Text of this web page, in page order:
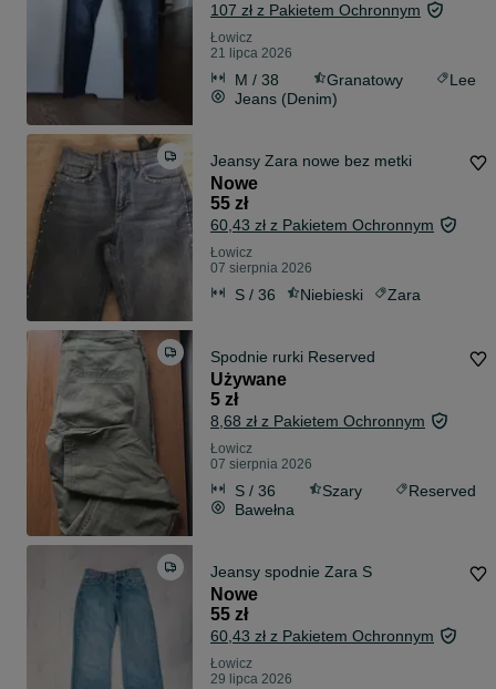
107 zł z Pakietem Ochronnym
Łowicz
21 lipca 2026
M / 38 Granatowy
Lee
Jeans (Denim)
Jeansy Zara nowe bez metki
Nowe
55 zł
60,43 zł z Pakietem Ochronnym
Łowicz
07 sierpnia 2026
S / 36 Niebieski Zara
Spodnie rurki Reserved
Używane
5 zł
8,68 zł z Pakietem Ochronnym
Łowicz
07 sierpnia 2026
S / 36 Szary
Reserved
Bawełna
Jeansy spodnie Zara S
Nowe
55 zł
60,43 zł z Pakietem Ochronnym
Łowicz
29 lipca 2026